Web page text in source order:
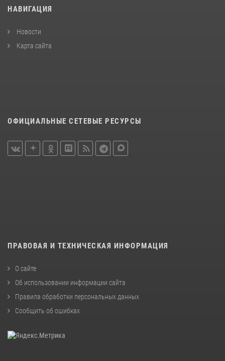
НАВИГАЦИЯ
Новости
Карта сайта
ОФИЦИАЛЬНЫЕ СЕТЕВЫЕ РЕСУРСЫ
ПРАВОВАЯ И ТЕХНИЧЕСКАЯ ИНФОРМАЦИЯ
О сайте
Об использовании информации сайта
Правила обработки персональных данных
Сообщить об ошибках